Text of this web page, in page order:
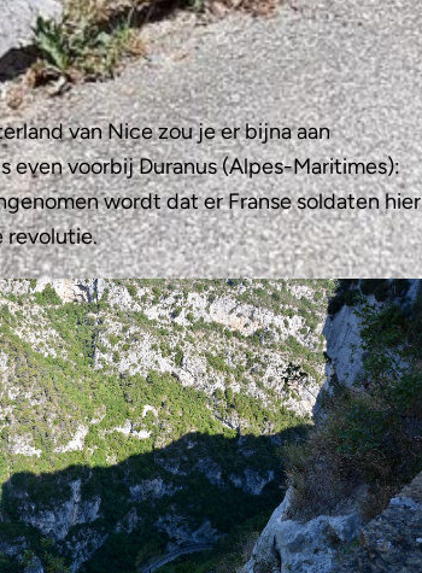
van Nice zou je er bijna aan
even voorbij Duranus (Alpes-Maritimes):
wordt dat er Franse soldaten hier
revolutie.